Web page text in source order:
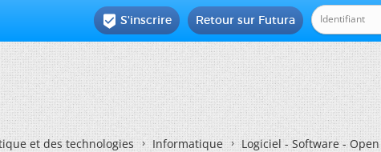
Retour sur Futura
 S'inscrire
et des technologies Informatique Logiciel - Software -